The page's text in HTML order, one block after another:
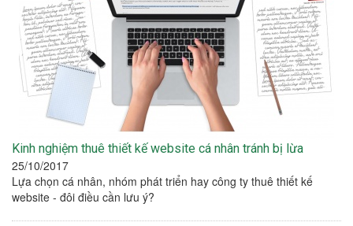
Kinh nghiệm thuê thiết kế website cá nhân tránh bị lừa
25/10/2017
Lựa chọn cá nhân, nhóm phát triển hay công ty thuê thiết kế
website - đôi điều cần lưu ý?